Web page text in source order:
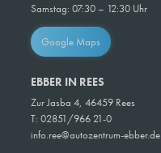
Samstag: 07:30 – 12:30 Uhr
Google Maps
EBBER IN REES
Zur Jasba 4, 46459 Rees
T: 02851/966 21-0
info.ree@autozentrum-ebber.de